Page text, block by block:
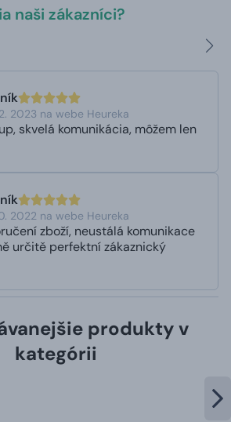
naši zákazníci?
2023 na webe Heureka
skvelá komunikácia, môžem len
2022 na webe Heureka
zboží, neustálá komunikace
určitě perfektní zákaznický
produkty v
kategórii